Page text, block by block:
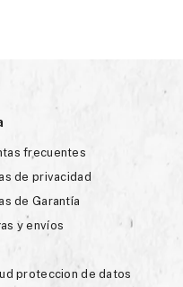
frecuentes
de privacidad
de Garantía
y envíos
proteccion de datos